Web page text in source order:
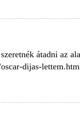
átadni az
dijas-